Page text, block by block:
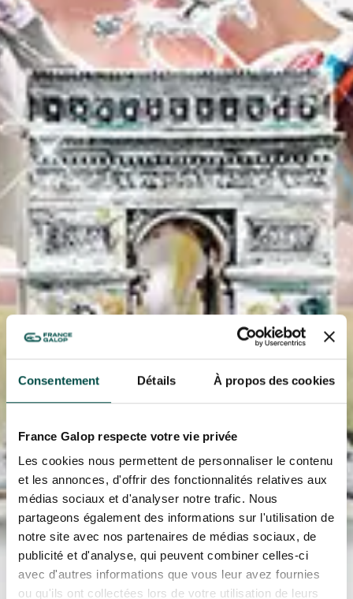
Consentement Détails À propos des cookies
France Galop respecte votre vie privée
Les cookies nous permettent de personnaliser le contenu
et les annonces, d'offrir des fonctionnalités relatives aux
médias sociaux et d'analyser notre trafic. Nous
partageons également des informations sur l'utilisation de
notre site avec nos partenaires de médias sociaux, de
publicité et d'analyse, qui peuvent combiner celles-ci
avec d'autres informations que vous leur avez fournies
ou qu'ils ont collectées lors de votre utilisation de leurs
EN FAMILLE
EN FAMILLE
ENTRE AMIS
ENTRE AMIS
POUR LE SPORT
POUR LE SPORT
POUR FAIRE LA FÊTE
POUR FAIRE LA FÊTE
EN COUPLE
EN COUPLE
EVÉNEMENTS D'ENTREPRISE
EVÉNEMENTS D'ENTREPRISE
TOUTES NOS EXPERIENCES
Accès rapide
INFORMATIONS PRATIQUES
RESTAURATION
DRESS CODE